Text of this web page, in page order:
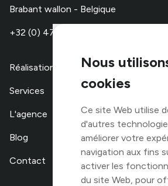
Nous
cookies
Ce site Web utilise
d'autres
améliorer votre
navigation aux fins
activer les
du site Web, pour
Brabant wallon - Belgique
+32 (0) 479 67 48 00
Réalisations
Services
L'agence
Blog
Contact